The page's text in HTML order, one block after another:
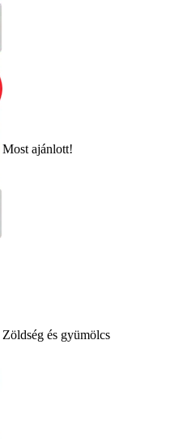
Most ajánlott!
Zöldség és gyümölcs